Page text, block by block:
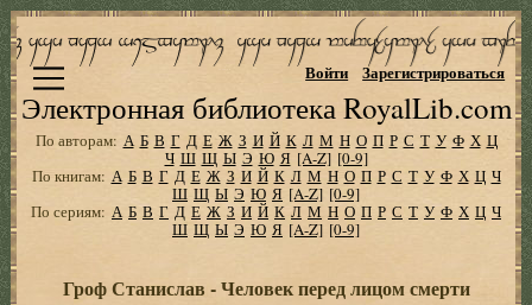
Электронная библиотека RoyalLib.com
Войти Зарегистрироваться
По авторам: А Б В Г Д Е Ж З И Й К Л М Н О П Р С Т У Ф Х Ц
Ч Ш Щ Ы Э Ю Я [A-Z] [0-9]
По книгам: А Б В Г Д Е Ж З И Й К Л М Н О П Р С Т У Ф Х Ц Ч
Ш Щ Ы Э Ю Я [A-Z] [0-9]
По сериям: А Б В Г Д Е Ж З И Й К Л М Н О П Р С Т У Ф Х Ц Ч
Ш Щ Ы Э Ю Я [A-Z] [0-9]
Гроф Станислав - Человек перед лицом смерти